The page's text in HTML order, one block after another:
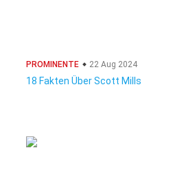
PROMINENTE 22 Aug 2024
18 Fakten Über Scott Mills